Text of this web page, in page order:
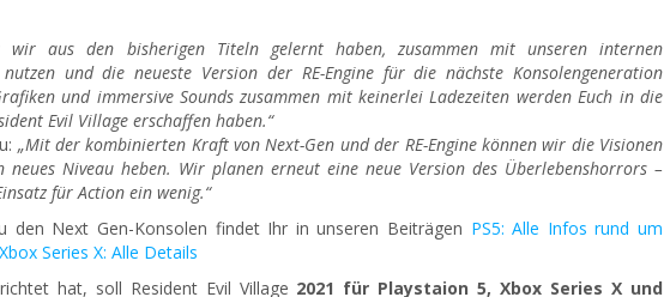
wir aus den bisherigen Titeln gelernt haben, zusammen mit unseren internen
nutzen und die neueste Version der RE-Engine für die nächste Konsolengeneration
und immersive Sounds zusammen mit keinerlei Ladezeiten werden Euch in die
Evil Village erschaffen haben.“
„Mit der kombinierten Kraft von Next-Gen und der RE-Engine können wir die Visionen
neues Niveau heben. Wir planen erneut eine neue Version des Überlebenshorrors –
für Action ein wenig.“
den Next Gen-Konsolen findet Ihr in unseren Beiträgen PS5: Alle Infos rund um
Xbox Series X: Alle Details
hat, soll Resident Evil Village 2021 für Playstaion 5, Xbox Series X und